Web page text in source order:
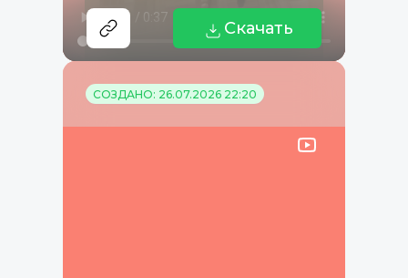
Скачать
СОЗДАНО: 26.07.2026 22:20